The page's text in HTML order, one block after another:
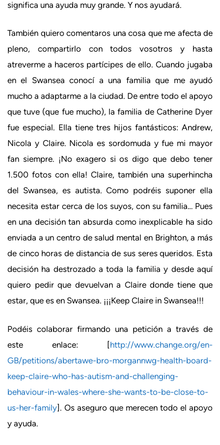
significa una ayuda muy grande. Y nos ayudará.
También quiero comentaros una cosa que me afecta de
pleno, compartirlo con todos vosotros y hasta
atreverme a haceros partícipes de ello. Cuando jugaba
en el Swansea conocí a una familia que me ayudó
mucho a adaptarme a la ciudad. De entre todo el apoyo
que tuve (que fue mucho), la familia de Catherine Dyer
fue especial. Ella tiene tres hijos fantásticos: Andrew,
Nicola y Claire. Nicola es sordomuda y fue mi mayor
fan siempre. ¡No exagero si os digo que debo tener
1.500 fotos con ella! Claire, también una superhincha
del Swansea, es autista. Como podréis suponer ella
necesita estar cerca de los suyos, con su familia… Pues
en una decisión tan absurda como inexplicable ha sido
enviada a un centro de salud mental en Brighton, a más
de cinco horas de distancia de sus seres queridos. Esta
decisión ha destrozado a toda la familia y desde aquí
quiero pedir que devuelvan a Claire donde tiene que
estar, que es en Swansea. ¡¡¡Keep Claire in Swansea!!!
Podéis colaborar firmando una petición a través de
este enlace: [http://www.change.org/en-
GB/petitions/abertawe-bro-morgannwg-health-board-
keep-claire-who-has-autism-and-challenging-
behaviour-in-wales-where-she-wants-to-be-close-to-
us-her-family]. Os aseguro que merecen todo el apoyo
y ayuda.